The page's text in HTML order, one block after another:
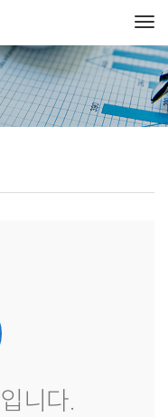
입니다.